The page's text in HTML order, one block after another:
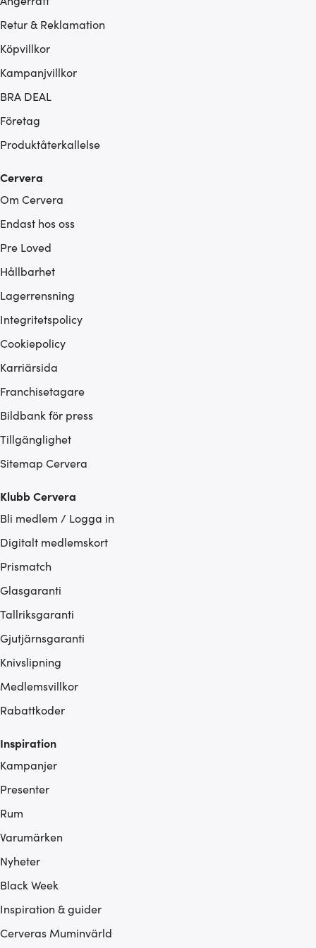
Retur & Reklamation
Köpvillkor
Kampanjvillkor
BRA DEAL
Företag
Produktåterkallelse
Cervera
Om Cervera
Endast hos oss
Pre Loved
Hållbarhet
Lagerrensning
Integritetspolicy
Cookiepolicy
Karriärsida
Franchisetagare
Bildbank för press
Tillgänglighet
Sitemap Cervera
Klubb Cervera
Bli medlem / Logga in
Digitalt medlemskort
Prismatch
Glasgaranti
Tallriksgaranti
Gjutjärnsgaranti
Knivslipning
Medlemsvillkor
Rabattkoder
Inspiration
Kampanjer
Presenter
Rum
Varumärken
Nyheter
Black Week
Inspiration & guider
Cerveras Muminvärld